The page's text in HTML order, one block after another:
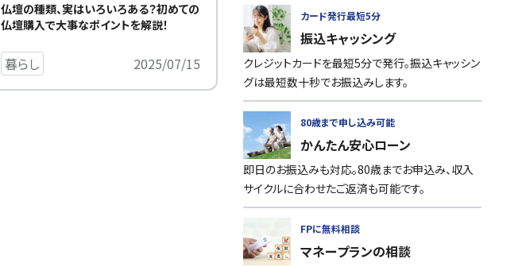
仏壇の種類、実はいろいろある？初めての
仏壇購入で大事なポイントを解説！
暮らし 2025/07/15
クレジットカードを最短5分で発行。振込キャッシン
グは最短数十秒でお振込みします。
カード発行最短5分
振込キャッシング
即日のお振込みも対応。80歳までお申込み、収入
サイクルに合わせたご返済も可能です。
80歳まで申し込み可能
かんたん安心ローン
FPに無料相談
マネープランの相談